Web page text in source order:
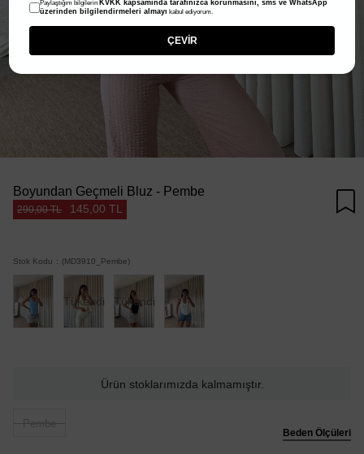
Boyundan Geçmeli Bluz - Pembe
290,00 TL 145,00 TL
Stok Kodu (MD3910_Pembe)
Tükendi Tükendi
Ürün stoklarımızda kalmamıştır.
Beden Ölçüleri
Paylaştığım bilgilerin KVKK kapsamında tarafınızca korunmasını, sms ve WhatsApp
üzerinden bilgilendirmeleri almayı kabul ediyorum.
ÇEVİR